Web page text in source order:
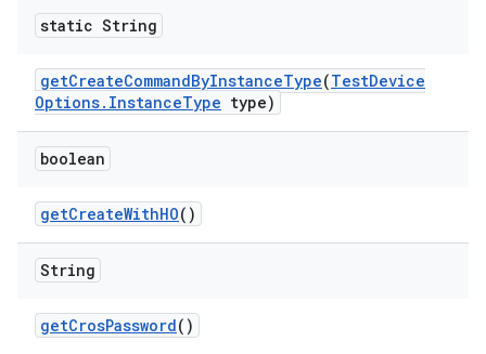
static String
getCreateCommandByInstanceType(TestDevice
Options. InstanceType type)
boolean
getCreateWithHO()
String
getCrosPassword()